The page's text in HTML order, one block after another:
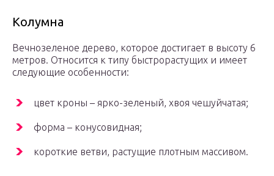
Колумна
Вечнозеленое дерево, которое достигает в высоту 6
метров. Относится к типу быстрорастущих и имеет
следующие особенности:
цвет кроны – ярко-зеленый, хвоя чешуйчатая;
форма – конусовидная;
короткие ветви, растущие плотным массивом.